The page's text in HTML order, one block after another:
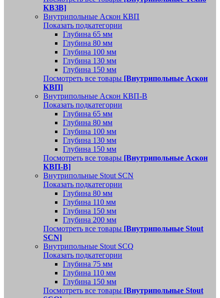
КВЗВ]
Внутрипольные Аскон КВП
Показать подкатегории
Глубина 65 мм
Глубина 80 мм
Глубина 100 мм
Глубина 130 мм
Глубина 150 мм
Посмотреть все товары [Внутрипольные Аскон
КВП]
Внутрипольные Аскон КВП-В
Показать подкатегории
Глубина 65 мм
Глубина 80 мм
Глубина 100 мм
Глубина 130 мм
Глубина 150 мм
Посмотреть все товары [Внутрипольные Аскон
КВП-В]
Внутрипольные Stout SCN
Показать подкатегории
Глубина 80 мм
Глубина 110 мм
Глубина 150 мм
Глубина 200 мм
Посмотреть все товары [Внутрипольные Stout
SCN]
Внутрипольные Stout SCQ
Показать подкатегории
Глубина 75 мм
Глубина 110 мм
Глубина 150 мм
Посмотреть все товары [Внутрипольные Stout